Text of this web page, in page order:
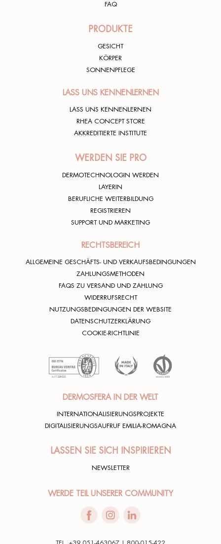
FAQ
PRODUKTE
GESICHT
KÖRPER
SONNENPFLEGE
LASS UNS KENNENLERNEN
LASS UNS KENNENLERNEN
RHEA CONCEPT STORE
AKKREDITIERTE INSTITUTE
WERDEN SIE PRO
DERMOTECHNOLOGIN WERDEN
LAYERIN
BERUFLICHE WEITERBILDUNG
REGISTRIEREN
SUPPORT UND MARKETING
RECHTSBEREICH
ALLGEMEINE GESCHÄFTS- UND VERKAUFSBEDINGUNGEN
ZAHLUNGSMETHODEN
FAQS ZU VERSAND UND ZAHLUNG
WIDERRUFSRECHT
NUTZUNGSBEDINGUNGEN DER WEBSITE
DATENSCHUTZERKLÄRUNG
COOKIE-RICHTLINIE
DERMOSFERA IN DER WELT
INTERNATIONALISIERUNGSPROJEKTE
DIGITALISIERUNGSAUFRUF EMILIA-ROMAGNA
LASSEN SIE SICH INSPIRIEREN
NEWSLETTER
WERDE TEIL UNSERER COMMUNITY